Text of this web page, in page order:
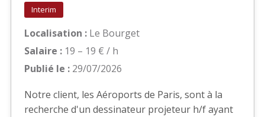
Interim
Localisation : Le Bourget
Salaire : 19 – 19 € / h
Publié le : 29/07/2026
Notre client, les Aéroports de Paris, sont à la
recherche d'un dessinateur projeteur h/f ayant